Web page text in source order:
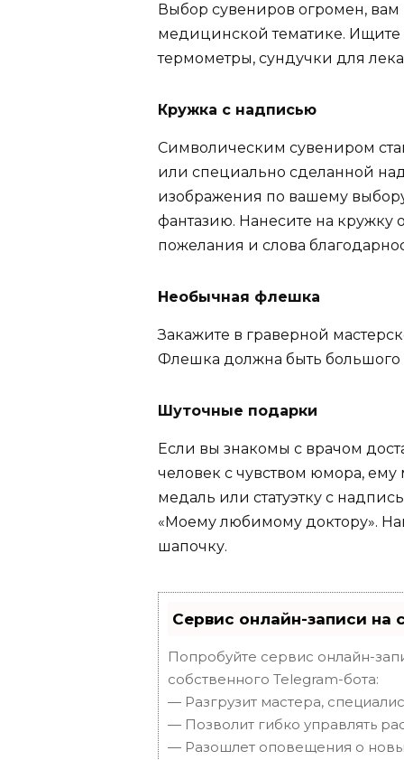
Выбор сувениров огромен,
медицинской тематике.
термометры, сундучки для
Кружка с надписью
Символическим сувениром
или специально сделанной
изображения по вашему
фантазию. Нанесите на
пожелания и слова
Необычная флешка
Закажите в граверной
Флешка должна быть большого
Шуточные подарки
Если вы знакомы с врачом
человек с чувством юмора,
медаль или статуэтку с
«Моему любимому доктору».
шапочку.
Сервис онлайн-записи на
Попробуйте сервис онлайн-
собственного Telegram-бота:
— Разгрузит мастера,
— Позволит гибко управлять
— Разошлет оповещения о